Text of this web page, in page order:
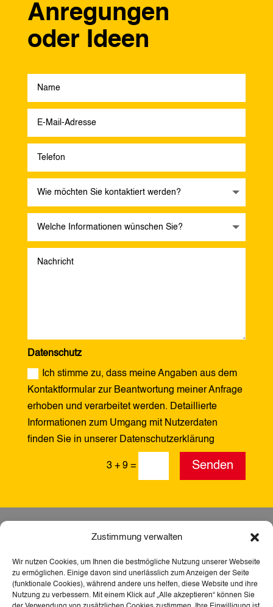
Zustimmung verwalten
Wir nutzen Cookies, um Ihnen die bestmögliche Nutzung unserer Webseite
zu ermöglichen. Einige davon sind unerlässlich zum Anzeigen der Seite
(funktionale Cookies), während andere uns helfen, diese Website und ihre
Nutzung zu verbessern. Mit einem Klick auf „Alle akzeptieren“ können Sie
Anregungen
oder Ideen
Datenschutz
Ich stimme zu, dass meine Angaben aus dem
Kontaktformular zur Beantwortung meiner Anfrage
erhoben und verarbeitet werden. Detaillierte
Informationen zum Umgang mit Nutzerdaten
finden Sie in unserer Datenschutzerklärung
3 + 9 = Senden